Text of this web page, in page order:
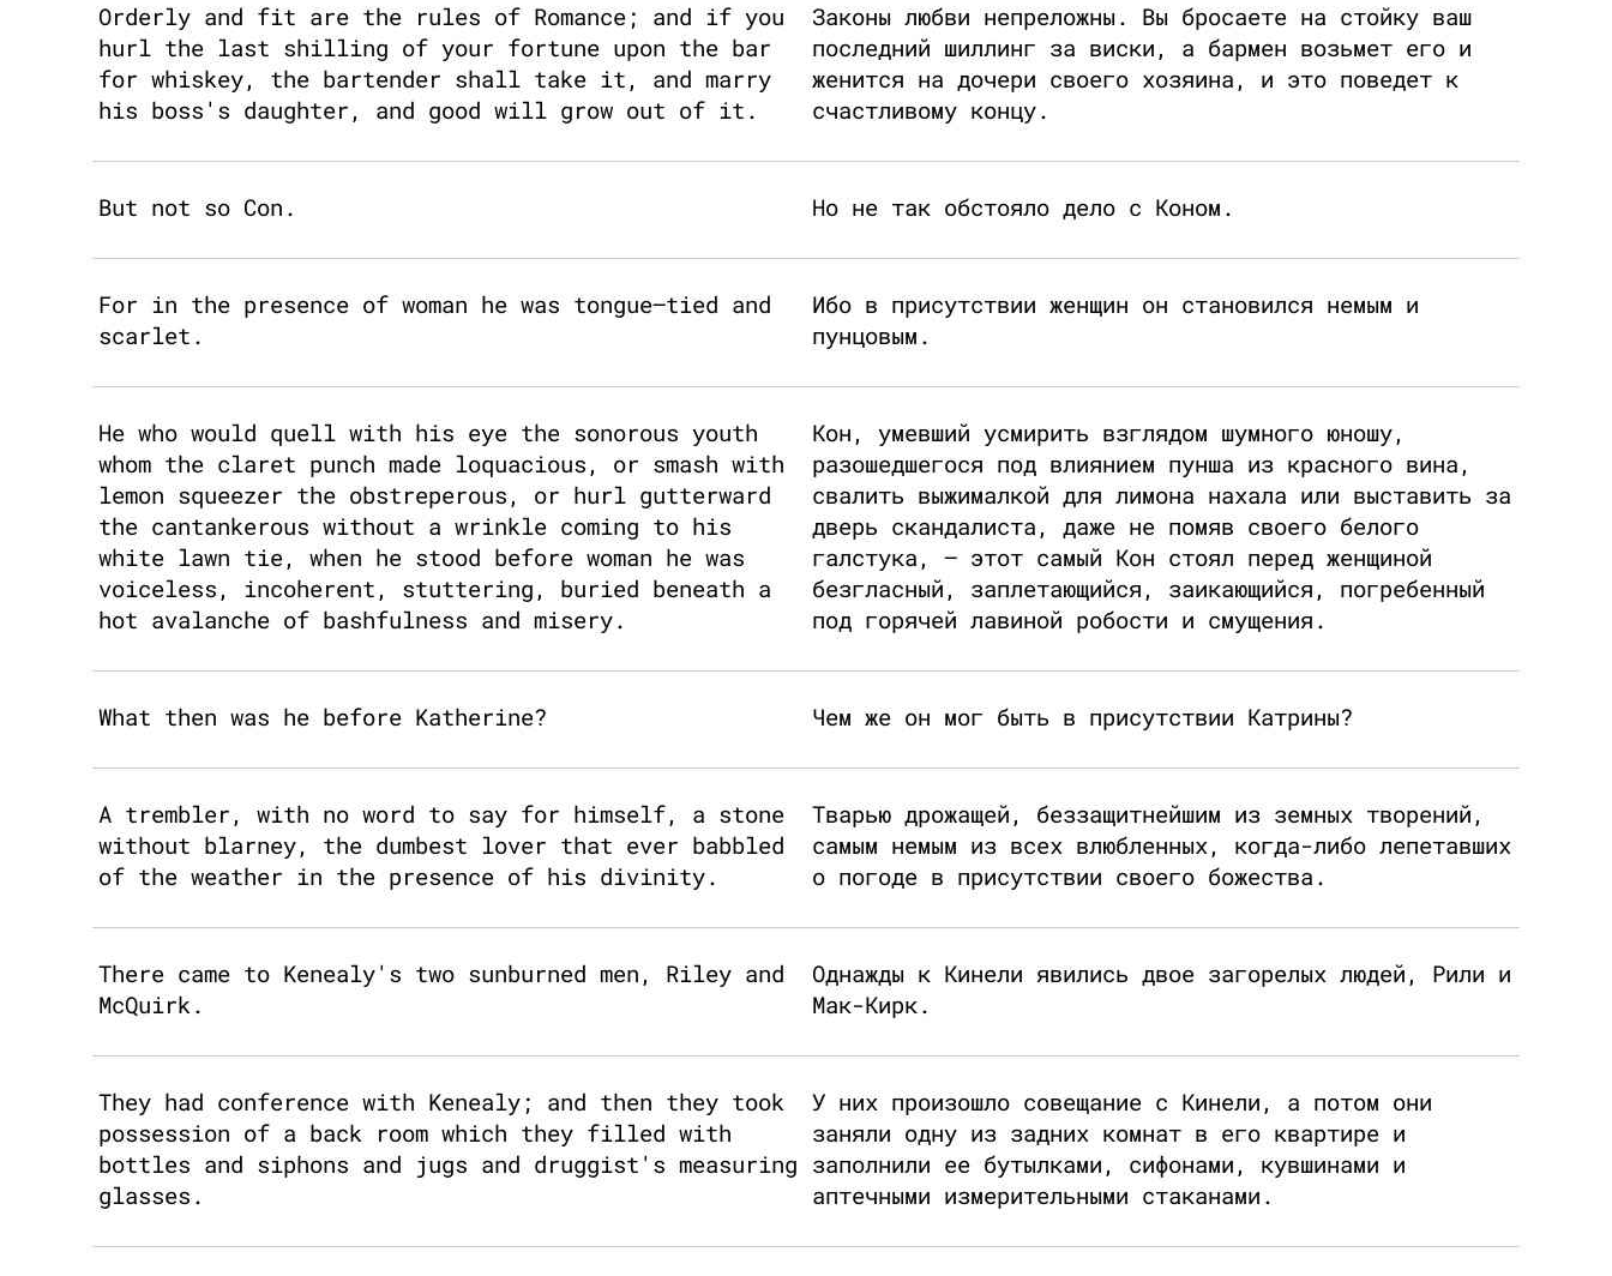
Orderly and fit are the rules of Romance; and if you
hurl the last shilling of your fortune upon the bar
for whiskey, the bartender shall take it, and marry
his boss's daughter, and good will grow out of it.
Законы любви непреложны. Вы бросаете на стойку ваш
последний шиллинг за виски, а бармен возьмет его и
женится на дочери своего хозяина, и это поведет к
счастливому концу.
But not so Con. Но не так обстояло дело с Коном.
For in the presence of woman he was tongue–tied and
scarlet.
Ибо в присутствии женщин он становился немым и
пунцовым.
He who would quell with his eye the sonorous youth
whom the claret punch made loquacious, or smash with
lemon squeezer the obstreperous, or hurl gutterward
the cantankerous without a wrinkle coming to his
white lawn tie, when he stood before woman he was
voiceless, incoherent, stuttering, buried beneath a
hot avalanche of bashfulness and misery.
Кон, умевший усмирить взглядом шумного юношу,
разошедшегося под влиянием пунша из красного вина,
свалить выжималкой для лимона нахала или выставить за
дверь скандалиста, даже не помяв своего белого
галстука, — этот самый Кон стоял перед женщиной
безгласный, заплетающийся, заикающийся, погребенный
под горячей лавиной робости и смущения.
What then was he before Katherine? Чем же он мог быть в присутствии Катрины?
A trembler, with no word to say for himself, a stone
without blarney, the dumbest lover that ever babbled
of the weather in the presence of his divinity.
Тварью дрожащей, беззащитнейшим из земных творений,
самым немым из всех влюбленных, когда-либо лепетавших
о погоде в присутствии своего божества.
There came to Kenealy's two sunburned men, Riley and
McQuirk.
Однажды к Кинели явились двое загорелых людей, Рили и
Мак-Кирк.
They had conference with Kenealy; and then they took
possession of a back room which they filled with
bottles and siphons and jugs and druggist's measuring
glasses.
У них произошло совещание с Кинели, а потом они
заняли одну из задних комнат в его квартире и
заполнили ее бутылками, сифонами, кувшинами и
аптечными измерительными стаканами.